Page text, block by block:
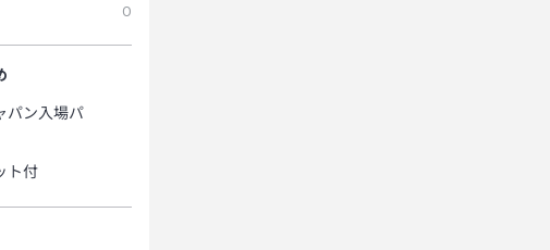
0
パン入場パ
ト付